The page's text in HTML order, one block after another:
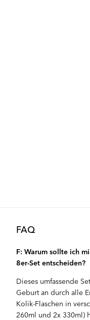
FAQ
F: Warum sollte ich
8er-Set entscheiden?
Dieses umfassende
Geburt an durch alle
Kolik-Flaschen in
260ml und 2x 330ml)